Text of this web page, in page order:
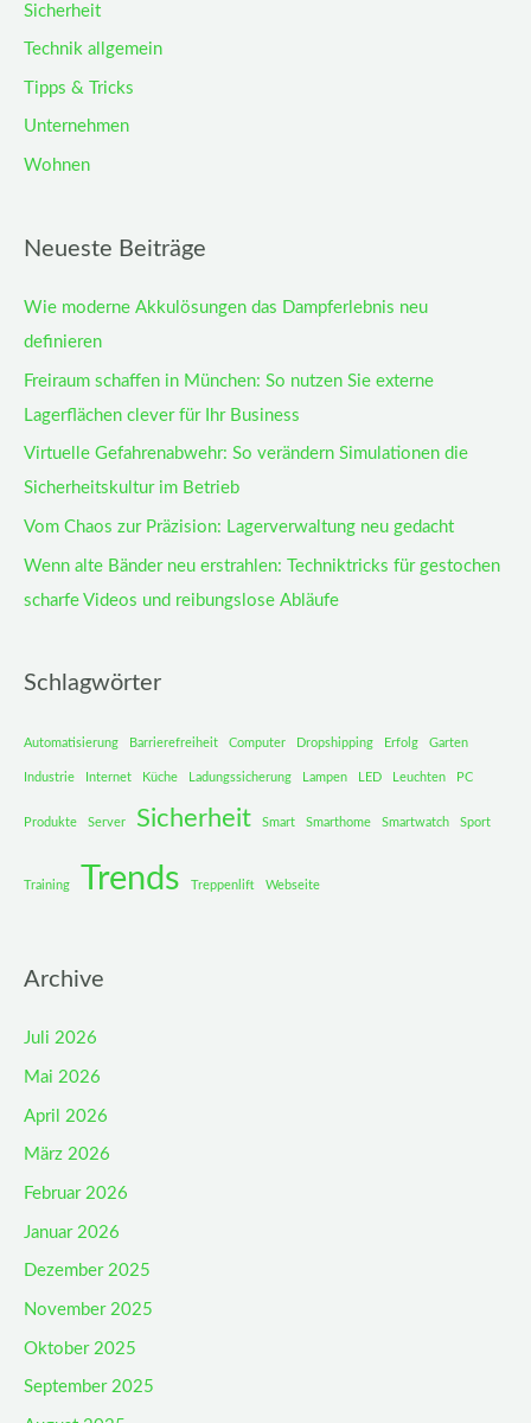
Sicherheit
Technik allgemein
Tipps & Tricks
Unternehmen
Wohnen
Neueste Beiträge
Wie moderne Akkulösungen das Dampferlebnis neu
definieren
Freiraum schaffen in München: So nutzen Sie externe
Lagerflächen clever für Ihr Business
Virtuelle Gefahrenabwehr: So verändern Simulationen die
Sicherheitskultur im Betrieb
Vom Chaos zur Präzision: Lagerverwaltung neu gedacht
Wenn alte Bänder neu erstrahlen: Techniktricks für gestochen
scharfe Videos und reibungslose Abläufe
Schlagwörter
Automatisierung Barrierefreiheit Computer Dropshipping Erfolg Garten
Industrie Internet Küche Ladungssicherung Lampen LED Leuchten PC
Produkte Server Sicherheit Smart Smarthome Smartwatch Sport
Training Trends Treppenlift Webseite
Archive
Juli 2026
Mai 2026
April 2026
März 2026
Februar 2026
Januar 2026
Dezember 2025
November 2025
Oktober 2025
September 2025